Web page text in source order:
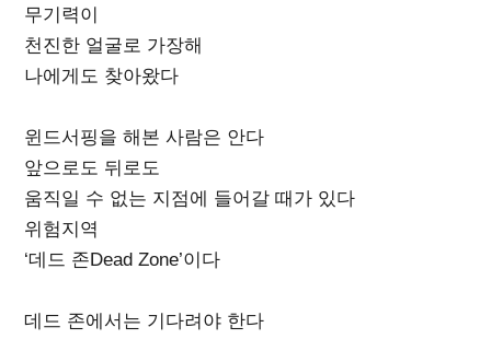
무기력이
천진한 얼굴로 가장해
나에게도 찾아왔다
윈드서핑을 해본 사람은 안다
앞으로도 뒤로도
움직일 수 없는 지점에 들어갈 때가 있다
위험지역
‘데드 존Dead Zone’이다
데드 존에서는 기다려야 한다